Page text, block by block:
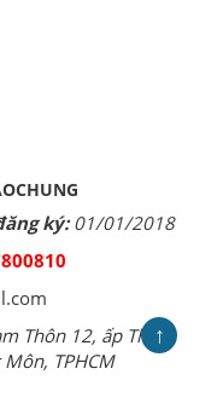
ký:01/01/2018
Thôn 12, ấp Thới
TPHCM
↑